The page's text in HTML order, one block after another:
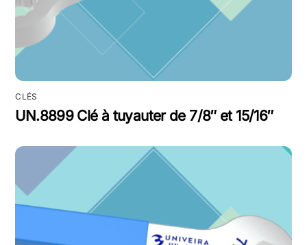
CLÉS
UN.8899 Clé à tuyauter de 7/8″ et 15/16″